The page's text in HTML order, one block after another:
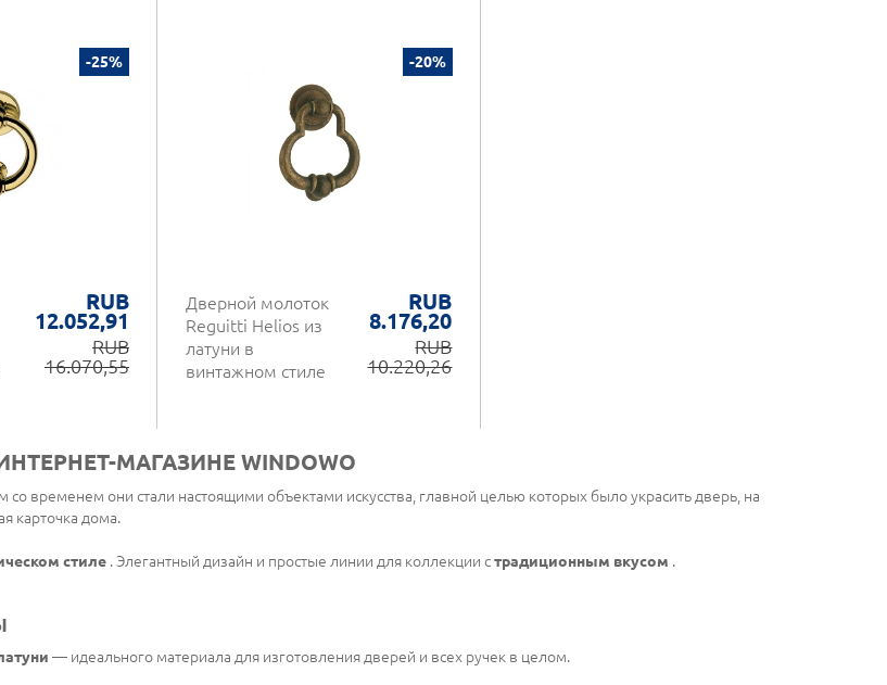
-25%
RUB
12.052,91
RUB
16.070,55
-20%
Дверной молоток
Reguitti Helios из
латуни в
винтажном стиле
RUB
8.176,20
RUB
10.220,26
МАГАЗИНЕ WINDOWO
временем они стали настоящими объектами искусства, главной целью которых было украсить дверь, на
карточка дома.
стиле . Элегантный дизайн и простые линии для коллекции страдиционным вкусом .
— идеального материала для изготовления дверей и всех ручек в целом.